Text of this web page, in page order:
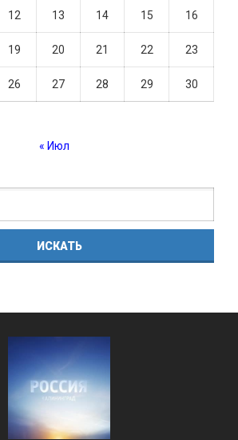
12 13 14 15 16
19 20 21 22 23
26 27 28 29 30
« Июл